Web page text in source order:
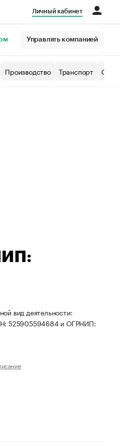
Личный кабинет
Управлять компанией
Производство Транспорт
вид деятельности:
525905594684 и ОГРНИП: